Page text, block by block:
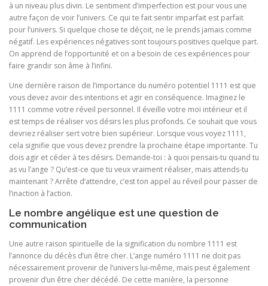
à un niveau plus divin. Le sentiment d’imperfection est pour vous une
autre façon de voir l’univers. Ce qui te fait sentir imparfait est parfait
pour l’univers. Si quelque chose te déçoit, ne le prends jamais comme
négatif. Les expériences négatives sont toujours positives quelque part.
On apprend de l’opportunité et on a besoin de ces expériences pour
faire grandir son âme à l’infini.
Une dernière raison de l’importance du numéro potentiel 1111 est que
vous devez avoir des intentions et agir en conséquence. Imaginez le
1111 comme votre réveil personnel. Il éveille votre moi intérieur et il
est temps de réaliser vos désirs les plus profonds. Ce souhait que vous
devriez réaliser sert votre bien supérieur. Lorsque vous voyez 1111,
cela signifie que vous devez prendre la prochaine étape importante. Tu
dois agir et céder à tes désirs. Demande-toi : à quoi pensais-tu quand tu
as vu l’ange ? Qu’est-ce que tu veux vraiment réaliser, mais attends-tu
maintenant ? Arrête d’attendre, c’est ton appel au réveil pour passer de
l’inaction à l’action.
Le nombre angélique est une question de
communication
Une autre raison spirituelle de la signification du nombre 1111 est
l’annonce du décès d’un être cher. L’ange numéro 1111 ne doit pas
nécessairement provenir de l’univers lui-même, mais peut également
provenir d’un être cher décédé. De cette manière, la personne